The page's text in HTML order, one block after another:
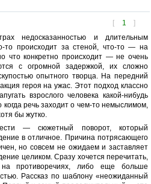
[ 1 ]
недосказанностью и длительным
то происходит за стеной, что-то — на
что конкретно происходит — не очень
с огромной задержкой, их сложно
опытного творца. На передний
героя на ужас. Этот подход классно
взрослого человека какой-нибудь
речь заходит о чем-то немыслимом,
бы жутко.
— сюжетный поворот, который
в отличное. Причина потрясающего
но совсем не ожидаем и заставляет
целиком. Сразу хочется перечитать,
противоречиях, либо еще больше
Рассказ по шаблону «неожиданный